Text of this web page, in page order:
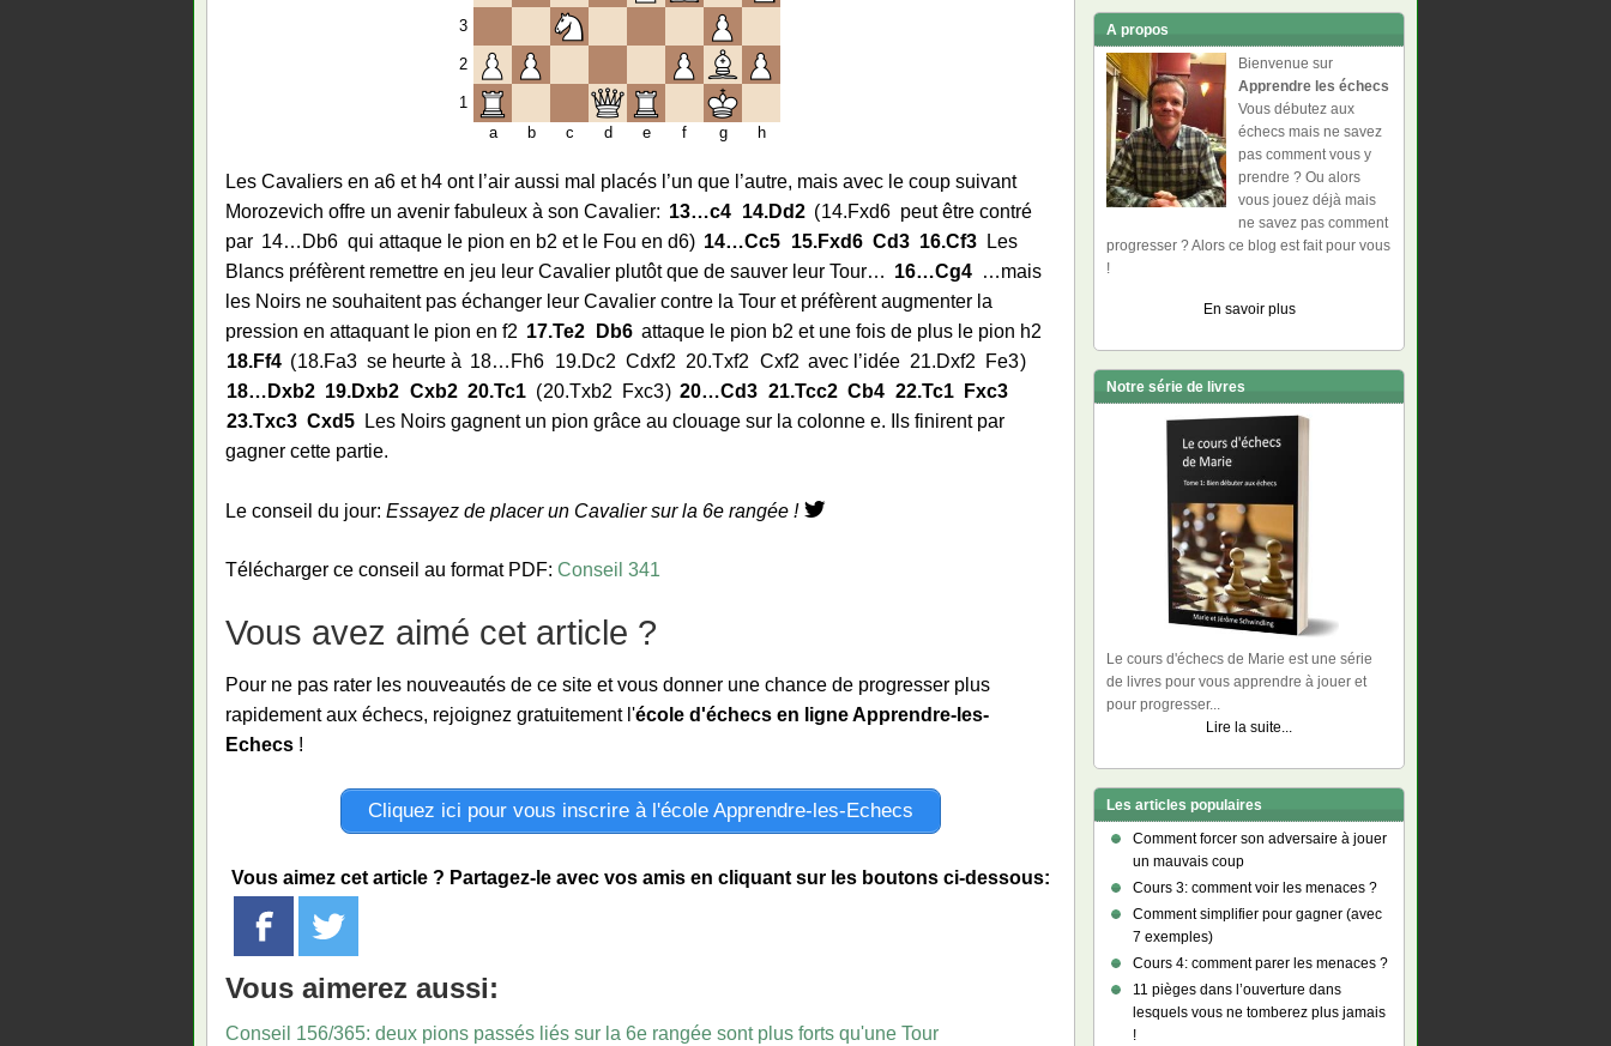
3
2
1
a
b c d e f g h
Les Cavaliers en a6 et h4 ont l’air aussi mal placés l’un que l’autre, mais avec le coup suivant
Morozevich offre un avenir fabuleux à son Cavalier: 13…c4 14.Dd2 14.Fxd6 peut être contré
par 14… Db6 qui attaque le pion en b2 et le Fou en d6 14…Cc5 15.Fxd6 Cd3 16.Cf3
Les
Blancs préfèrent remettre en jeu leur Cavalier plutôt que de sauver leur Tour… 16…Cg4 …mais
les Noirs ne souhaitent pas échanger leur Cavalier contre la Tour et préfèrent augmenter la
pression en attaquant le pion en f2 17.Te2 Db6 attaque le pion b2 et une fois de plus le pion h2
18.Ff4 18.Fa3 se heurte à 18… Fh6 19.Dc2 Cdxf2 20.Txf2 Cxf2 avec l’idée 21.Dxf2
Fe3
18… Dxb2 19.Dxb2 Cxb2 20.Tc1 20.Txb2 Fxc3 20…Cd3 21.Tcc2 Cb4 22.Tc1
Fxc3
23.Txc3 Cxd5
Les Noirs gagnent un pion grâce au clouage sur la colonne e. Ils finirent par
gagner cette partie.
Le conseil du jour: Essayez de placer un Cavalier sur la 6e rangée !
Télécharger ce conseil au format PDF: Conseil 341
Vous avez aimé cet article ?
Pour ne pas rater les nouveautés de ce site et vous donner une chance de progresser plus
rapidement aux échecs, rejoignez gratuitement l'école d'échecs en ligne Apprendre-les-
Echecs !
Cliquez ici pour vous inscrire à l'école Apprendre-les-Echecs
Vous aimez cet article ? Partagez-le avec vos amis en cliquant sur les boutons ci-dessous:
Vous aimerez aussi:
Conseil 156/365: deux pions passés liés sur la 6e rangée sont plus forts qu'une Tour
A propos
Bienvenue sur
Apprendre les échecs
Vous débutez aux
échecs mais ne savez
pas comment vous y
prendre ? Ou alors
vous jouez déjà mais
ne savez pas comment
progresser ? Alors ce blog est fait pour vous
!
En savoir plus
Notre série de livres
Le cours d'échecs de Marie est une série
de livres pour vous apprendre à jouer et
pour progresser...
Lire la suite...
Les articles populaires
Comment forcer son adversaire à jouer
un mauvais coup
Cours 3: comment voir les menaces ?
Comment simplifier pour gagner (avec
7 exemples)
Cours 4: comment parer les menaces ?
11 pièges dans l’ouverture dans
lesquels vous ne tomberez plus jamais
!